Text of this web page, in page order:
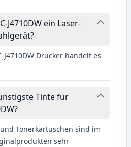
J4710DW ein Laser-
J4710DW Drucker handelt es
Tinte für
Tonerkartuschen sind im
sehr